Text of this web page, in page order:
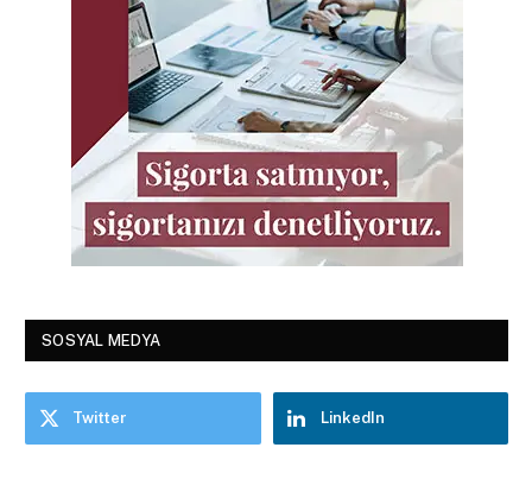
SOSYAL MEDYA
Twitter LinkedIn